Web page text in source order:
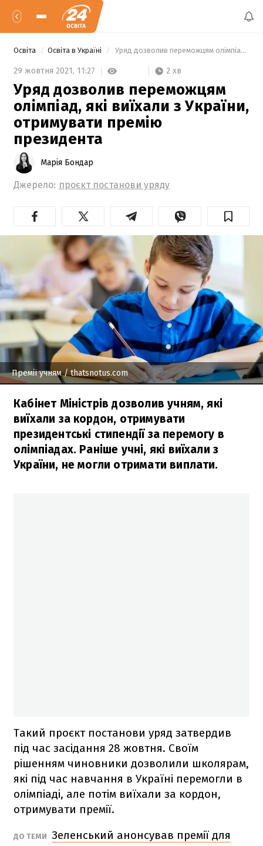
Освіта Освіта в Україні Уряд дозволив переможцям олімпіад, які виїхали з України, отримувати премію президента
29 жовтня 2021, 11:27 2 хв
Уряд дозволив переможцям
олімпіад, які виїхали з України,
отримувати премію
президента
Марія Бондар
Джерело: проєкт постанови уряду
Премії учням/ thatsnotus.com
Кабінет Міністрів дозволив учням, які
виїхали за кордон, отримувати
президентські стипендії за перемогу в
олімпіадах. Раніше учні, які виїхали з
України, не могли отримати виплати.
Такий проєкт постанови уряд затвердив
під час засідання 28 жовтня. Своїм
рішенням чиновники дозволили школярам,
які під час навчання в Україні перемогли в
олімпіаді, але потім виїхали за кордон,
отримувати премії.
ДО ТЕМИ Зеленський анонсував премії для